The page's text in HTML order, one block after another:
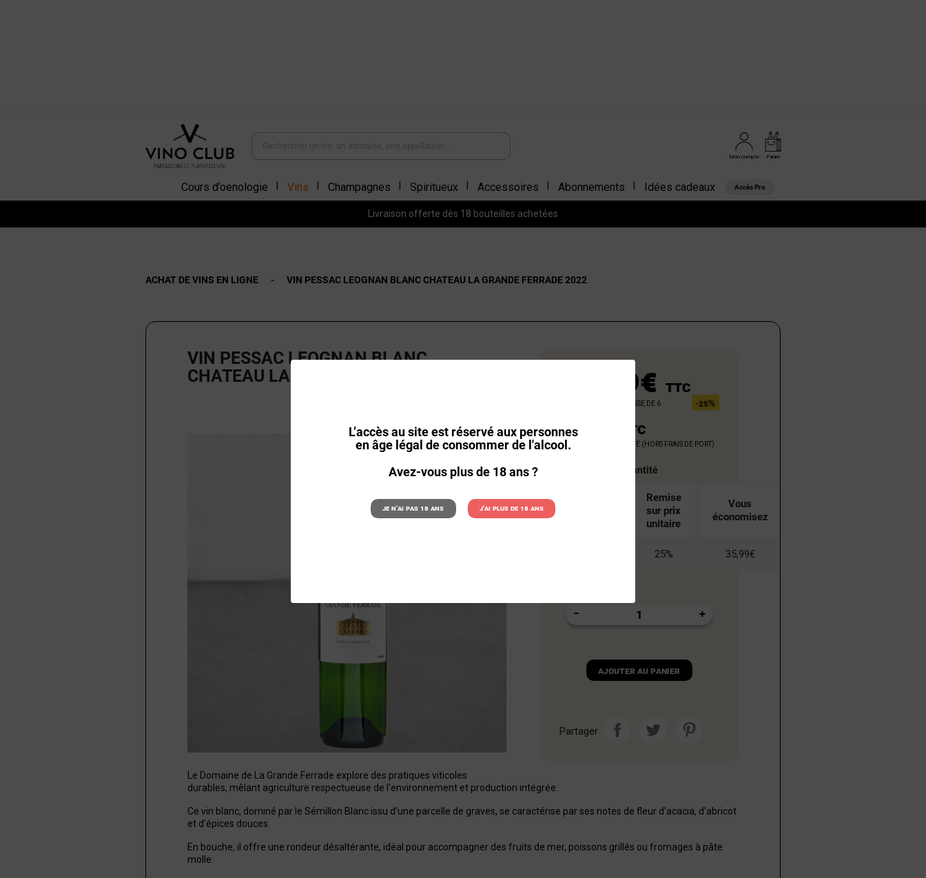
L’accès au site est réservé aux personnes
en âge légal de consommer de l'alcool.
Avez-vous plus de 18 ans ?
Je n'ai pas 18 ans J'ai plus de 18 ans
Panier
Mon compte
Cours d’oenologie Vins Champagnes Spiritueux Accessoires Abonnements Idées cadeaux Accès Pro
Livraison offerte dès 18 bouteilles achetées
ACHAT DE VINS EN LIGNE VIN PESSAC LEOGNAN BLANC CHATEAU LA GRANDE FERRADE 2022
17,99€ TTC
la bouteille par caisse de 6 -25%
23,99€ TTC
la bouteille à l'unité (hors frais de port)
Remise sur la quantité
Remise
sur prix
unitaire
Vous
économisez
25% 35,99€
Ajouter au panier
Partager
VIN PESSAC LEOGNAN BLANC
CHATEAU LA GRANDE FERRADE 2022
Le Domaine de La Grande Ferrade explore des pratiques viticoles
durables, mêlant agriculture respectueuse de l'environnement et production intégrée.
Ce vin blanc, dominé par le Sémillon Blanc issu d’une parcelle de graves, se caractérise par ses notes de fleur d’acacia, d’abricot
et d’épices douces.
En bouche, il offre une rondeur désaltérante, idéal pour accompagner des fruits de mer, poissons grillés ou fromages à pâte
molle.